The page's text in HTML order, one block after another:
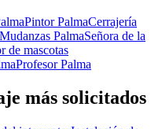
Pintor PalmaCerrajería
Mudanzas PalmaSeñora de la
de mascotas
Profesor Palma
más solicitados